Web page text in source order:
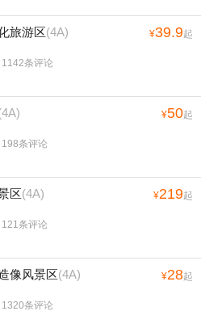
旅游区(4A) ¥39.9起
1142条评论
¥50起
198条评论
区(4A) ¥219起
121条评论
像风景区(4A) ¥28起
1320条评论